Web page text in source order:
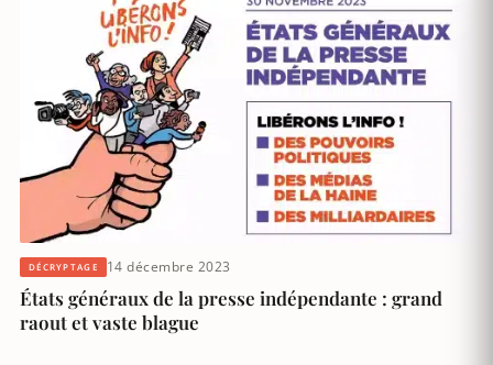
DÉCRYPTAGE 14 décembre 2023
États généraux de la presse indépendante : grand
raout et vaste blague